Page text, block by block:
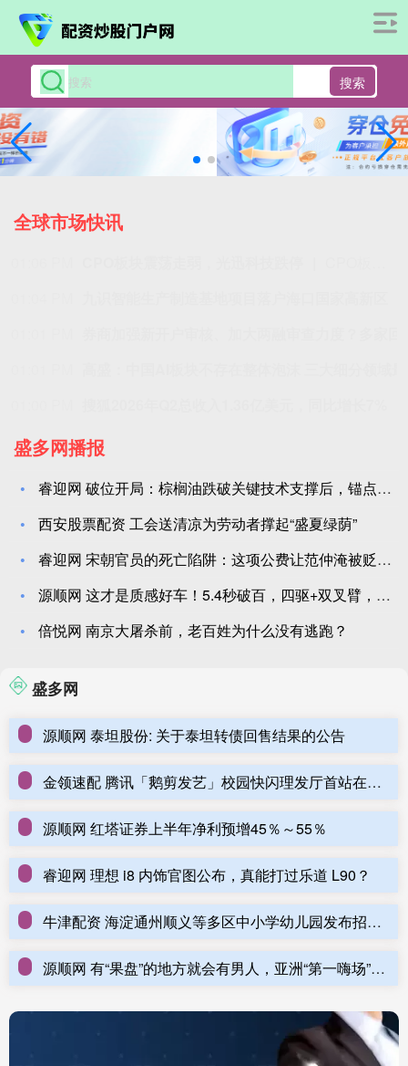
搜索
全球市场快讯
盛多网播报
睿迎网 破位开局：棕榈油跌破关键技术支撑后，锚点转向何处？
西安股票配资 工会送清凉为劳动者撑起“盛夏绿荫”
睿迎网 宋朝官员的死亡陷阱：这项公费让范仲淹被贬，韩琦也遭殃
源顺网 这才是质感好车！5.4秒破百，四驱+双叉臂，油耗0.
倍悦网 南京大屠杀前，老百姓为什么没有逃跑？
盛多网
源顺网 泰坦股份: 关于泰坦转债回售结果的公告
金领速配 腾讯「鹅剪发艺」校园快闪理发厅首站在北京大学,助力毕业季学子“理”出新形象,闪耀启航就业路
源顺网 红塔证券上半年净利预增45％～55％
睿迎网 理想 i8 内饰官图公布，真能打过乐道 L90？
牛津配资 海淀通州顺义等多区中小学幼儿园发布招聘岗位！快来投递～_北京市_资格
源顺网 有“果盘”的地方就会有男人，亚洲“第一嗨场”新东泰覆灭记_卢新_工作_黑社会